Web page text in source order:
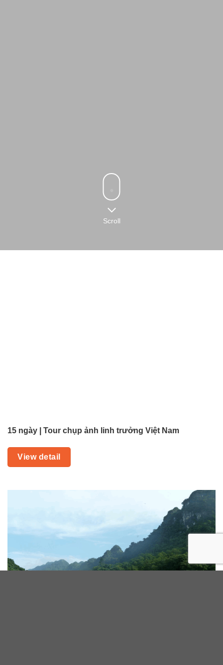
Scroll
15 ngày | Tour chụp ảnh linh trưởng Việt Nam
View detail